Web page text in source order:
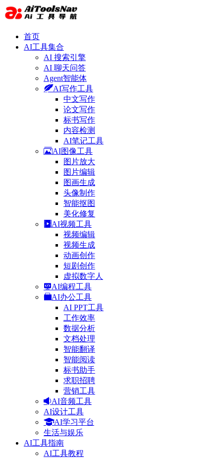
首页
AI工具集合
AI 搜索引擎
AI 聊天问答
Agent智能体
AI写作工具
中文写作
论文写作
标书写作
内容检测
AI笔记工具
AI图像工具
图片放大
图片编辑
图画生成
头像制作
智能抠图
美化修复
AI视频工具
视频编辑
视频生成
动画创作
短剧创作
虚拟数字人
AI编程工具
AI办公工具
AI PPT工具
工作效率
数据分析
文档处理
智能翻译
智能阅读
标书助手
求职招聘
营销工具
AI音频工具
AI设计工具
AI学习平台
生活与娱乐
AI工具指南
AI工具教程